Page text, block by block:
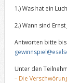
1.) Was hat ein
2.) Wann sind
Antworten bitte bis
Unter den
– Die